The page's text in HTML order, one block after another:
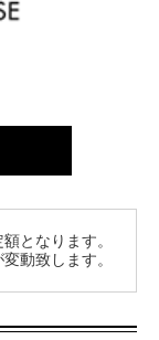
となります。
動致します。